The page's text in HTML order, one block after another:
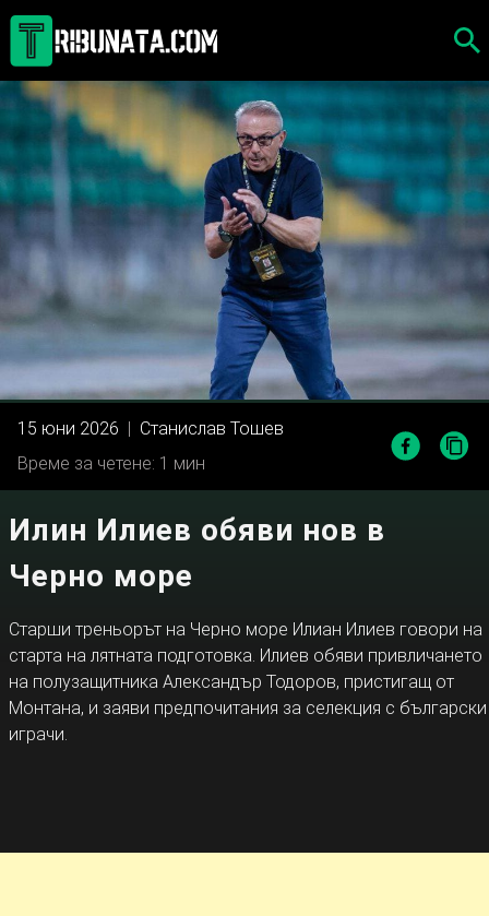
Skip
content
15 юни 2026
Станислав Тошев
Време за четене: 1 мин
Илин Илиев обяви нов в
Черно море
Старши треньорът на Черно море Илиан Илиев говори на
старта на лятната подготовка. Илиев обяви привличането
на полузащитника Александър Тодоров, пристигащ от
Монтана, и заяви предпочитания за селекция с български
играчи.